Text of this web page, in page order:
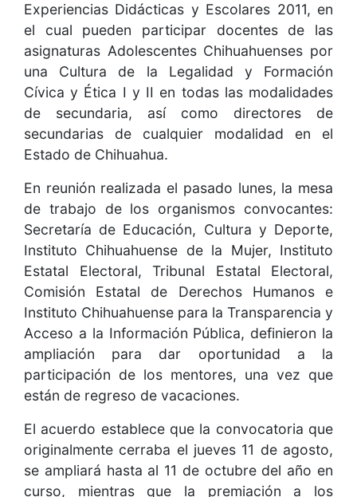
Experiencias Didácticas y Escolares 2011, en
el cual pueden participar docentes de las
asignaturas Adolescentes Chihuahuenses por
una Cultura de la Legalidad y Formación
Cívica y Ética I y II en todas las modalidades
de secundaria, así como directores de
secundarias de cualquier modalidad en el
Estado de Chihuahua.
En reunión realizada el pasado lunes, la mesa
de trabajo de los organismos convocantes:
Secretaría de Educación, Cultura y Deporte,
Instituto Chihuahuense de la Mujer, Instituto
Estatal Electoral, Tribunal Estatal Electoral,
Comisión Estatal de Derechos Humanos e
Instituto Chihuahuense para la Transparencia y
Acceso a la Información Pública, definieron la
ampliación para dar oportunidad a la
participación de los mentores, una vez que
están de regreso de vacaciones.
El acuerdo establece que la convocatoria que
originalmente cerraba el jueves 11 de agosto,
se ampliará hasta al 11 de octubre del año en
curso, mientras que la premiación a los